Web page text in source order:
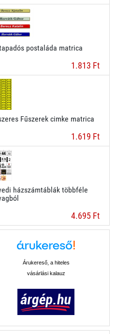
postaláda matrica
1.813 Ft
Fűszerek cimke matrica
1.619 Ft
házszámtáblák többféle
4.695 Ft
Árukereső, a hiteles
vásárlási kalauz